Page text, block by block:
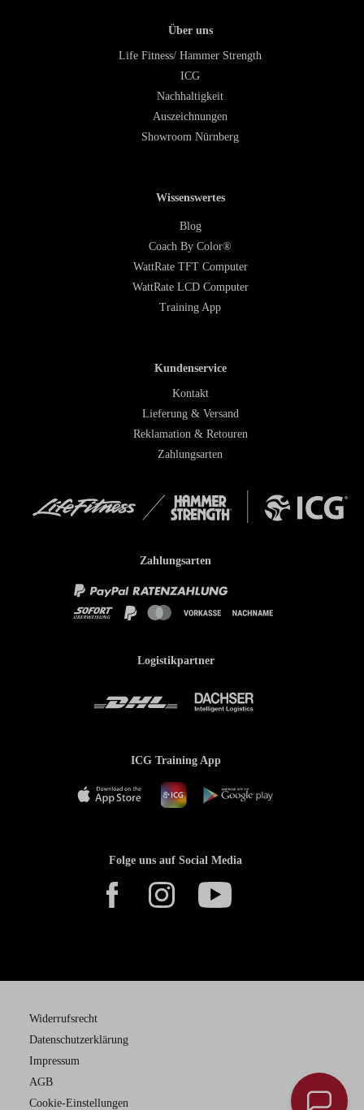
Über uns
Life Fitness/ Hammer Strength
ICG
Nachhaltigkeit
Auszeichnungen
Showroom Nürnberg
Wissenswertes
Blog
Coach By Color®
WattRate TFT Computer
WattRate LCD Computer
Training App
Kundenservice
Kontakt
Lieferung & Versand
Reklamation & Retouren
Zahlungsarten
Zahlungsarten
Logistikpartner
ICG Training App
Folge uns auf Social Media
Widerrufsrecht
Datenschutzerklärung
Impressum
AGB
Cookie-Einstellungen